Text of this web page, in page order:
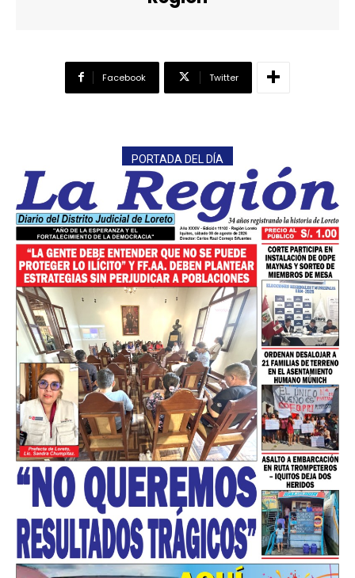
━ Planes
Facebook Twitter
PORTADA DEL DÍA